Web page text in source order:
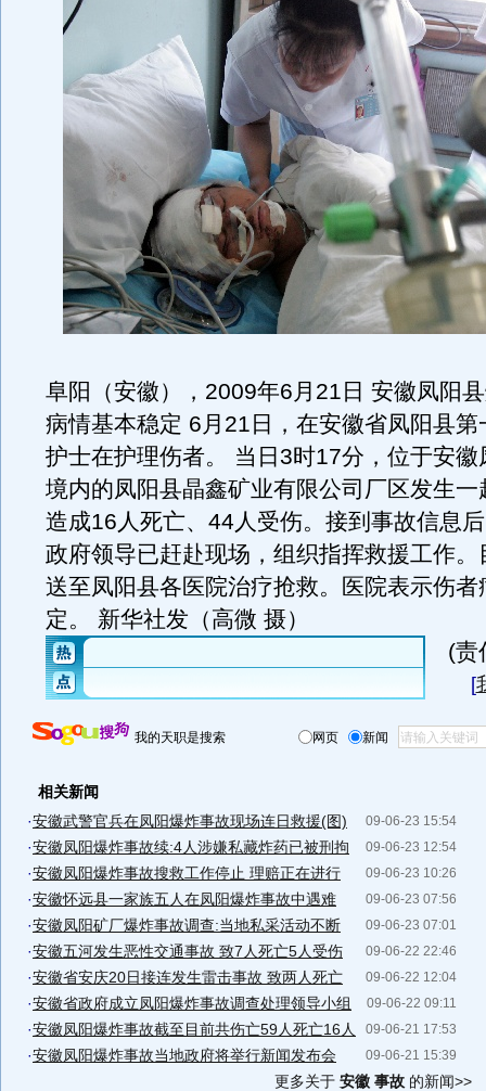
阜阳（安徽），2009年6月21日 安徽凤阳
病情基本稳定 6月21日，在安徽省凤阳县第
护士在护理伤者。 当日3时17分，位于安徽
境内的凤阳县晶鑫矿业有限公司厂区发生一
造成16人死亡、44人受伤。接到事故信息
政府领导已赶赴现场，组织指挥救援工作。
送至凤阳县各医院治疗抢救。医院表示伤者
定。 新华社发（高微 摄）
(责
[
我的天职是搜索 网页 新闻
相关新闻
09-06-23 15:54
·安徽武警官兵在凤阳爆炸事故现场连日救援(图)
09-06-23 12:54
·安徽凤阳爆炸事故续:4人涉嫌私藏炸药已被刑拘
09-06-23 10:26
·安徽凤阳爆炸事故搜救工作停止 理赔正在进行
09-06-23 07:56
·安徽怀远县一家族五人在凤阳爆炸事故中遇难
09-06-23 07:01
·安徽凤阳矿厂爆炸事故调查:当地私采活动不断
09-06-22 22:46
·安徽五河发生恶性交通事故 致7人死亡5人受伤
09-06-22 12:04
·安徽省安庆20日接连发生雷击事故 致两人死亡
09-06-22 09:11
·安徽省政府成立凤阳爆炸事故调查处理领导小组
09-06-21 17:53
·安徽凤阳爆炸事故截至目前共伤亡59人死亡16人
09-06-21 15:39
·安徽凤阳爆炸事故当地政府将举行新闻发布会
更多关于 安徽 事故 的新闻>>